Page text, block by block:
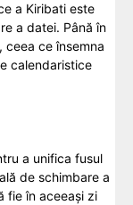
a Kiribati este
a datei. Până în
ceea ce însemna
calendaristice
a unifica fusul
de schimbare a
fie în aceeași zi